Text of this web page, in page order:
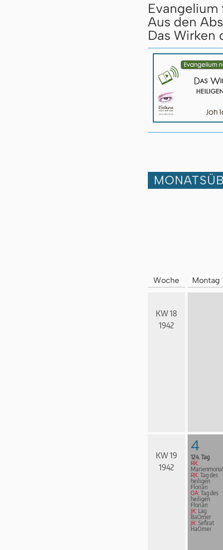
Evangelium
Aus den
Das Wirken
Woche Montag
KW 18
1942
KW 19
1942
4
124. Tag
RK:
RK: Tag des
heiligen
Florian
OA: Tag des
heiligen
Florian
JK: Lag
BaOmer
JK: Sefirat
HaOmer